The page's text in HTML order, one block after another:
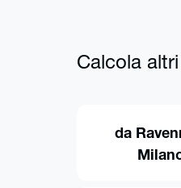
Calcola
da